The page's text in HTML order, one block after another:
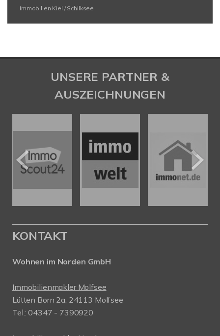
Immobilien Kiel / Schilksee
UNSERE PARTNER &
AUSZEICHNUNGEN
KONTAKT
Wohnen im Norden GmbH
Immobilienmakler Molfsee
Lütten Born 2a, 24113 Molfsee
Tel.: 04347 - 7390920